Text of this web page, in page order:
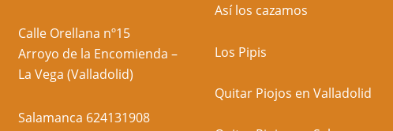
Calle Orellana nº15
Arroyo de la Encomienda –
La Vega (Valladolid)
Salamanca 624131908
Así los cazamos
Los Pipis
Quitar Piojos en Valladolid